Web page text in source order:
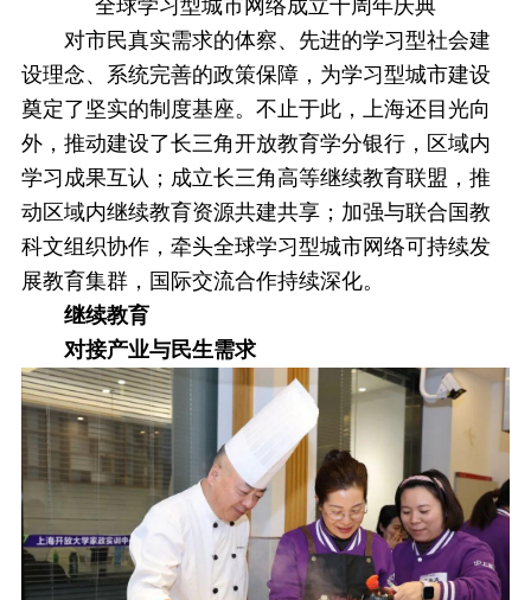
全球学习型城市网络成立十周年庆典
对市民真实需求的体察、先进的学习型社会建
设理念、系统完善的政策保障，为学习型城市建设
奠定了坚实的制度基座。不止于此，上海还目光向
外，推动建设了长三角开放教育学分银行，区域内
学习成果互认；成立长三角高等继续教育联盟，推
动区域内继续教育资源共建共享；加强与联合国教
科文组织协作，牵头全球学习型城市网络可持续发
展教育集群，国际交流合作持续深化。
继续教育
对接产业与民生需求